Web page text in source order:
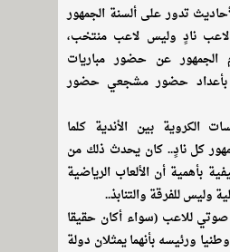
تدور على ألسنة الجمهور
نادٍ وليس لاعب منتخب،
عن حضور مباريات
بأعداد حضور مشجعي حضور
الكروية بين الأندية كلما
كل نادٍ.. كان يحدث ذلك من
بأهمية أن الألعاب الرياضية
وليس للفرقة والتنابذ..
للاعب (سواء أكان حقيقا
ورئيسه بأنهما يمثلان دولة